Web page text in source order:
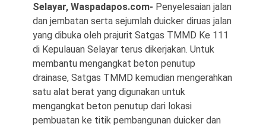
Selayar, Waspadapos.com- Penyelesaian jalan
dan jembatan serta sejumlah duicker diruas jalan
yang dibuka oleh prajurit Satgas TMMD Ke 111
di Kepulauan Selayar terus dikerjakan. Untuk
membantu mengangkat beton penutup
drainase, Satgas TMMD kemudian mengerahkan
satu alat berat yang digunakan untuk
mengangkat beton penutup dari lokasi
pembuatan ke titik pembangunan duicker dan